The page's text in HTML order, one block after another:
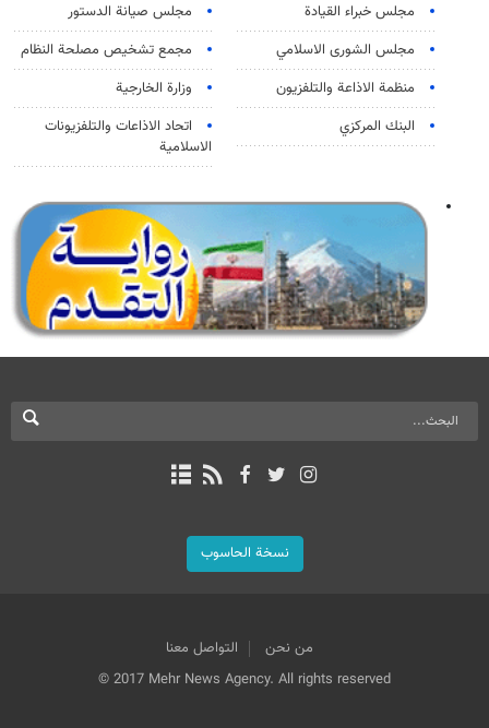
مجلس خبراء القيادة
مجلس صيانة الدستور
مجلس الشورى الاسلامي
مجمع تشخيص مصلحة النظام
منظمة الاذاعة والتلفزیون
وزارة الخارجية
البنك المركزي
اتحاد الاذاعات والتلفزيونات
الاسلامية
نسخة الحاسوب
من نحن
التواصل معنا
© 2017 Mehr News Agency. All rights reserved